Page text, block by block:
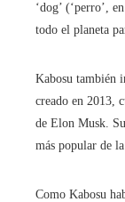
‘dog’ (‘perro’,
todo el planeta
Kabosu también
creado en 2013,
de Elon Musk.
más popular de
Como Kabosu